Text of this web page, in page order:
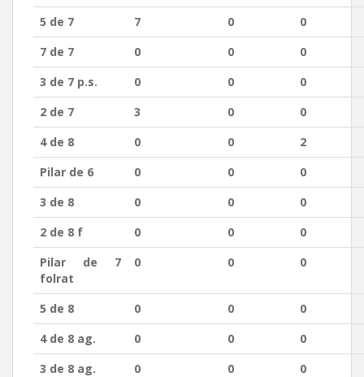
5 de 7
7 0
0
7 de 7
0 0
0
3 de 7 p.s.
0 0
0
2 de 7
3 0
0
4 de 8
0 0
2
Pilar de 6
0 0
0
3 de 8
0 0
0
2 de 8 f
0 0
0
Pilar de 7
folrat
0 0 0
5 de 8 0 0
0
4 de 8 ag.
0 0
0
3 de 8 ag.
0 0
0